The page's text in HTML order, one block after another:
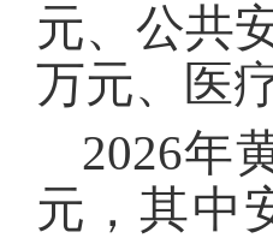
元、公共
万元、医
2026年
元，其中